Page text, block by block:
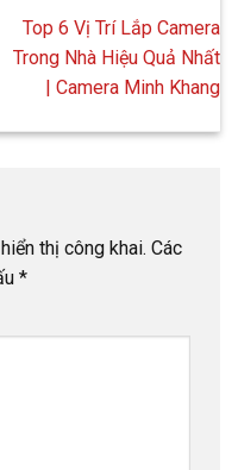
Top 6 Vị Trí Lắp Camera
Trong Nhà Hiệu Quả Nhất
| Camera Minh Khang
thị công khai. Các
*